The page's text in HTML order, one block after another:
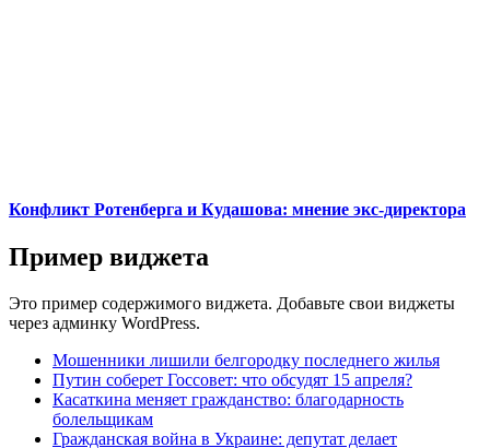
Конфликт Ротенберга и Кудашова: мнение экс-директора
Пример виджета
Это пример содержимого виджета. Добавьте свои виджеты
через админку WordPress.
Мошенники лишили белгородку последнего жилья
Путин соберет Госсовет: что обсудят 15 апреля?
Касаткина меняет гражданство: благодарность
болельщикам
Гражданская война в Украине: депутат делает